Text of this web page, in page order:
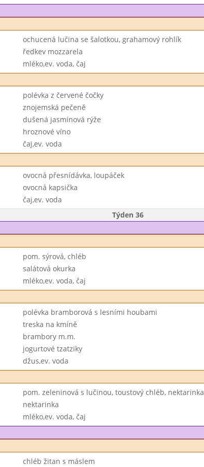
ochucená lučina se šalotkou, grahamový rohlík
ředkev mozzarela
mléko,ev. voda, čaj
polévka z červené čočky
znojemská pečeně
dušená jasmínová rýže
hroznové víno
čaj,ev. voda
ovocná přesnídávka, loupáček
ovocná kapsička
čaj,ev. voda
Týden 36
pom. sýrová, chléb
salátová okurka
mléko,ev. voda, čaj
polévka bramborová s lesními houbami
treska na kmíně
brambory m.m.
jogurtové tzatziky
džus,ev. voda
pom. zeleninová s lučinou, toustový chléb, nektarinka
nektarinka
mléko,ev. voda, čaj
chléb žitan s máslem